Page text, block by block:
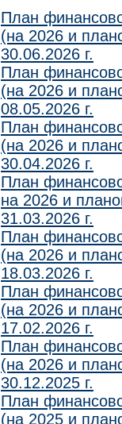
План
(на 2026 и
30.06.2026 г.
План
(на 2026 и
08.05.2026 г.
План
(на 2026 и
30.04.2026 г.
План
на 2026 и
31.03.2026 г.
План
(на 2026 и
18.03.2026 г.
План
(на 2026 и
17.02.2026 г.
План
(на 2026 и
30.12.2025 г.
План
(на 2025 и